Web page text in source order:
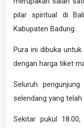
pilar spiritual di
Kabupaten Badung.
Pura ini dibuka
dengan harga tiket
Seluruh
selendang yang
Sekitar pukul